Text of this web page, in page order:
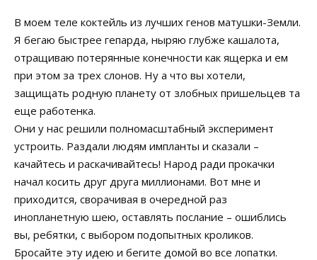
В моем теле коктейль из лучших генов матушки-Земли.
Я бегаю быстрее гепарда, ныряю глубже кашалота,
отращиваю потерянные конечности как ящерка и ем
при этом за трех слонов. Ну а что вы хотели,
защищать родную планету от злобных пришельцев та
еще работенка.
Они у нас решили полномасштабный эксперимент
устроить. Раздали людям импланты и сказали –
качайтесь и раскачивайтесь! Народ ради прокачки
начал косить друг друга миллионами. Вот мне и
приходится, сворачивая в очередной раз
инопланетную шею, оставлять послание – ошиблись
вы, ребятки, с выбором подопытных кроликов.
Бросайте эту идею и бегите домой во все лопатки.